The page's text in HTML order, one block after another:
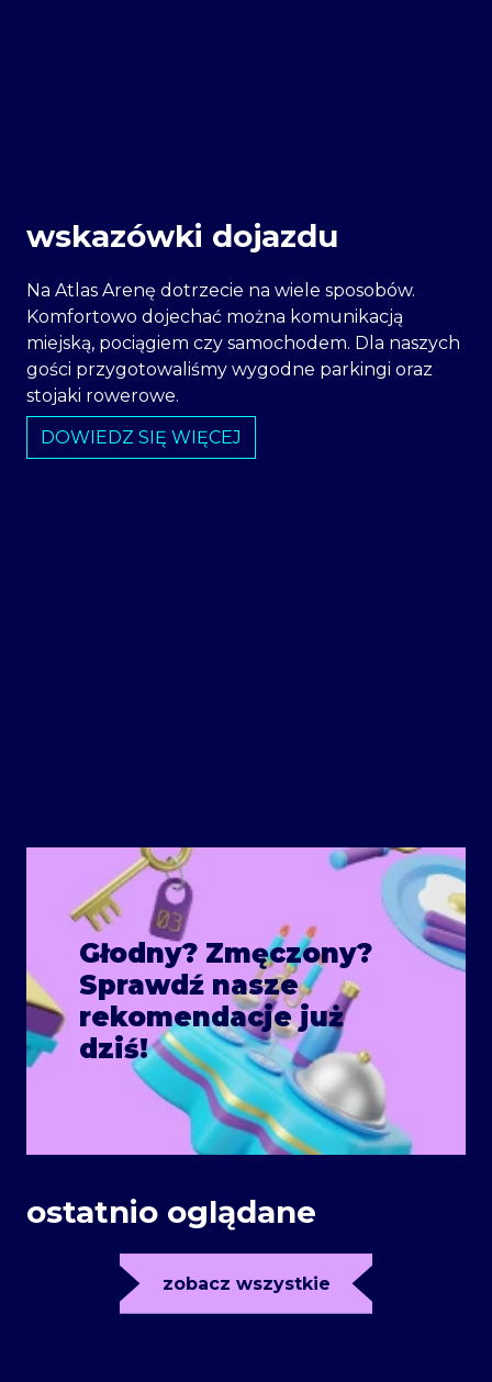
wskazówki dojazdu
Na Atlas Arenę dotrzecie na wiele sposobów.
Komfortowo dojechać można komunikacją
miejską, pociągiem czy samochodem. Dla naszych
gości przygotowaliśmy wygodne parkingi oraz
stojaki rowerowe.
DOWIEDZ SIĘ WIĘCEJ
Głodny? Zmęczony?
Sprawdź nasze
rekomendacje już
dziś!
ostatnio oglądane
zobacz wszystkie